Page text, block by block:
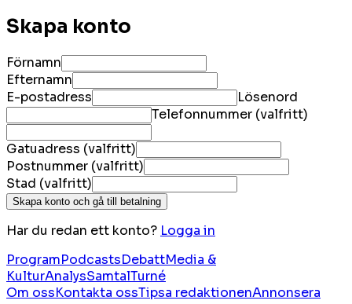
Skapa konto
Förnamn
Efternamn
E-postadress
Lösenord
Telefonnummer (valfritt)
Gatuadress (valfritt)
Postnummer (valfritt)
Stad (valfritt)
Skapa konto och gå till betalning
Har du redan ett konto? Logga in
ProgramPodcastsDebattMedia &
KulturAnalysSamtalTurné
Om ossKontakta ossTipsa redaktionenAnnonsera